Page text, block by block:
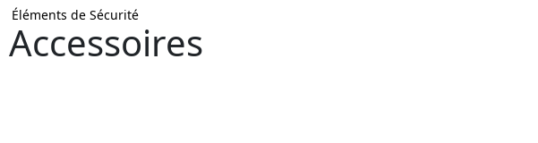
Éléments de Sécurité
Accessoires